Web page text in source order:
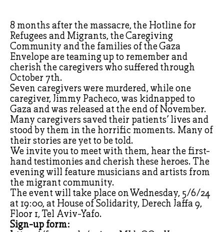
8 months after the massacre, the Hotline for
Refugees and Migrants, the Caregiving
Community and the families of the Gaza
Envelope are teaming up to remember and
cherish the caregivers who suffered through
October 7th.
Seven caregivers were murdered, while one
caregiver, Jimmy Pacheco, was kidnapped to
Gaza and was released at the end of November.
Many caregivers saved their patients’ lives and
stood by them in the horrific moments. Many of
their stories are yet to be told.
We invite you to meet with them, hear the first-
hand testimonies and cherish these heroes. The
evening will feature musicians and artists from
the migrant community.
The event will take place on Wednesday, 5/6/24
at 19:00, at House of Solidarity, Derech Jaffa 9,
Floor 1, Tel Aviv-Yafo.
Sign-up form: